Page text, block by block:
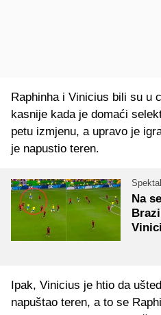
Raphinha i Vinicius bili su u
kasnije kada je domaći
petu izmjenu, a upravo je
je napustio teren.
Na
Ipak, Vinicius je htio da
napuštao teren, a to se